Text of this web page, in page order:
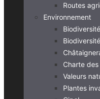
Routes
Environnement
Biodiversité
Charte
Valeurs
Plantes